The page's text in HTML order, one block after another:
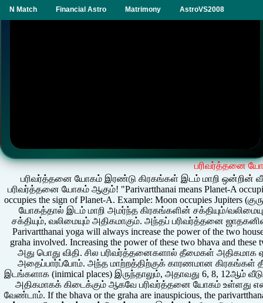
N Match Financial Astro Matrimony AstroVS2008
பரிவர்த்தனை
பரிவர்த்தனை யோகம் இரண்டு கிரகங்கள் இடம் மாறி ஒன்றின்
பரிவர்த்தனை யோகம் ஆகும்! "Parivartthanai means Planet-A
occupies the sign of Planet-A. Example: Moon occupies Jupiters
யோகத்தால் இடம் மாறி அமர்ந்த கிரகங்களின் சக்தியும்/
சக்தியும், வலிமையும் அதிகமாகும். அந்தப் பரிவர்த்தனை
Parivartthanai yoga will always increase the power of the two
graha involved. Increasing the power of these two bhava and
அது பொது விதி. சில பரிவர்த்தனைகளால் தீமைகள் அதிகமாக
அதைப்பார்ப்போம். அந்த மாற்றத்திற்குக் காரணமான கிரகங்கள்
இடங்களாக (inimical places) இருந்தாலும், அதாவது 6, 8, 12ஆம்
அதிகமாகக் கிடைக்கும் ஆகவே பரிவர்த்தனை யோகம் உள்ளது
வேண்டாம். If the bhava or the graha are inauspicious, the